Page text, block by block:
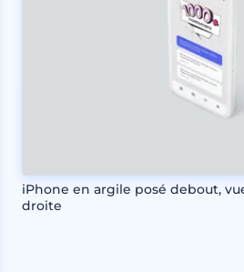
iPhone en argile posé debout,
droite